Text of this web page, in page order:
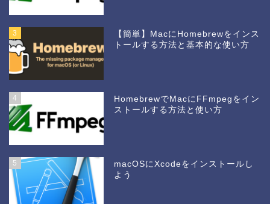
3
【簡単】MacにHomebrewをインス
トールする方法と基本的な使い方
4
HomebrewでMacにFFmpegをイン
ストールする方法と使い方
5
macOSにXcodeをインストールし
よう